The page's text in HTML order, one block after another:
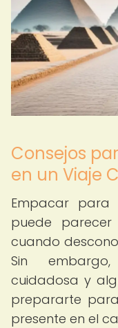
Consejos
en un Viaje
Empacar para
puede parecer
cuando
Sin
cuidadosa y
prepararte
presente en el